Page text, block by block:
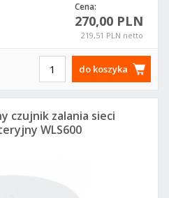
Cena:
270,00 PLN
219,51 PLN netto
do koszyka
czujnik zalania sieci
WLS600